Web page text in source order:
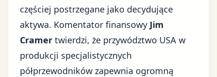
częściej postrzegane jako decydujące
aktywa. Komentator finansowy Jim
Cramer twierdzi, że przywództwo USA w
produkcji specjalistycznych
półprzewodników zapewnia ogromną